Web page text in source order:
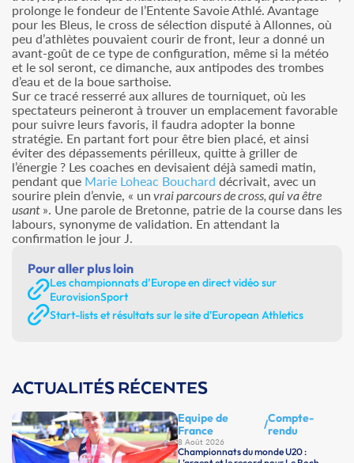
prolonge le fondeur de l’Entente Savoie Athlé. Avantage
pour les Bleus, le cross de sélection disputé à Allonnes, où
peu d’athlètes pouvaient courir de front, leur a donné un
avant-goût de ce type de configuration, même si la météo
et le sol seront, ce dimanche, aux antipodes des trombes
d’eau et de la boue sarthoise.
Sur ce tracé resserré aux allures de tourniquet, où les
spectateurs peineront à trouver un emplacement favorable
pour suivre leurs favoris, il faudra adopter la bonne
stratégie. En partant fort pour être bien placé, et ainsi
éviter des dépassements périlleux, quitte à griller de
l’énergie ? Les coaches en devisaient déjà samedi matin,
pendant que Marie Loheac Bouchard décrivait, avec un
sourire plein d’envie, « un vrai parcours de cross, qui va être
usant». Une parole de Bretonne, patrie de la course dans les
labours, synonyme de validation. En attendant la
confirmation le jour J.
Pour aller plus loin
Les championnats d’Europe en direct vidéo sur
EurovisionSport
Start-lists et résultats sur le site d'European Athletics
ACTUALITÉS RÉCENTES
Equipe de
France
/Compte-
rendu
8 Août 2026
Championnats du monde U20 :